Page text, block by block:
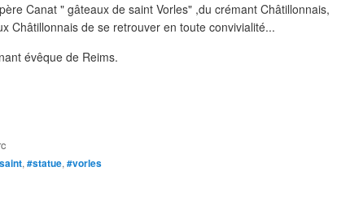
Canat " gâteaux de saint Vorles" ,du crémant Châtillonnais,
Châtillonnais de se retrouver en toute convivialité...
évêque de Reims.
, #statue, #vorles